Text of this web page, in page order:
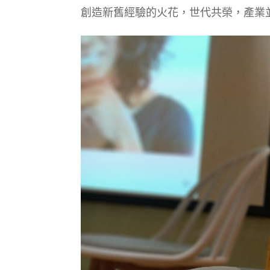
創造新舊經驗的火花，世代共榮，產業